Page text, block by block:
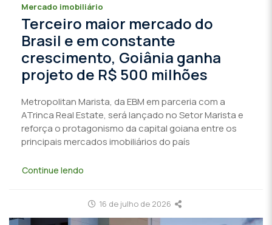
Mercado imobiliário
Terceiro maior mercado do
Brasil e em constante
crescimento, Goiânia ganha
projeto de R$ 500 milhões
Metropolitan Marista, da EBM em parceria com a
ATrinca Real Estate, será lançado no Setor Marista e
reforça o protagonismo da capital goiana entre os
principais mercados imobiliários do país
Continue lendo
16 de julho de 2026